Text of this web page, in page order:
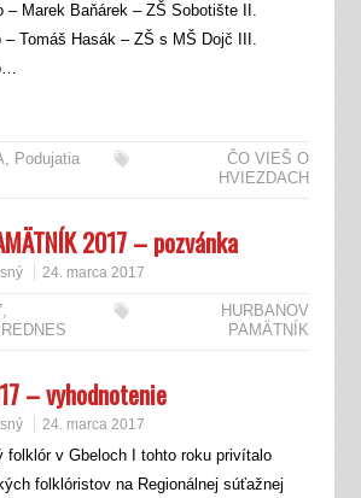
– Marek Baňárek – ZŠ Sobotište II.
– Tomáš Hasák – ZŠ s MŠ Dojč III.
, Podujatia
ČO VIEŠ O
HVIEZDACH
2017 – pozvánka
24. marca 2017
,
HURBANOV
PAMÄTNÍK
– vyhodnotenie
24. marca 2017
folklór v Gbeloch I tohto roku privítalo
folklóristov na Regionálnej súťažnej